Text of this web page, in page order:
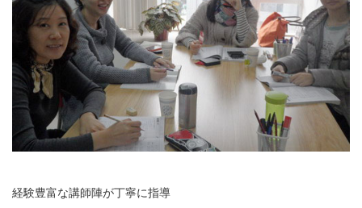
経験豊富な講師陣が丁寧に指導